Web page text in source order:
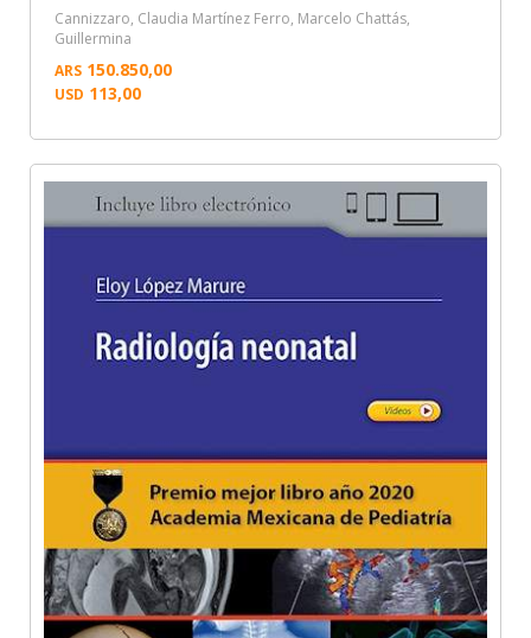
Cannizzaro, Claudia Martínez Ferro, Marcelo Chattás,
Guillermina
ARS 150.850,00
USD 113,00